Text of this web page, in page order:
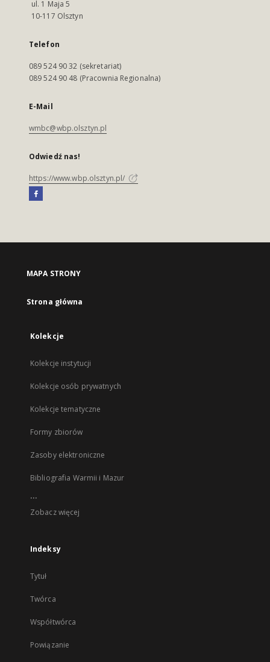
ul. 1 Maja 5
10-117 Olsztyn
Telefon
089 524 90 32 (sekretariat)
089 524 90 48 (Pracownia Regionalna)
E-Mail
wmbc@wbp.olsztyn.pl
Odwiedź nas!
https://www.wbp.olsztyn.pl/
MAPA STRONY
Strona główna
Kolekcje
Kolekcje instytucji
Kolekcje osób prywatnych
Kolekcje tematyczne
Formy zbiorów
Zasoby elektroniczne
Bibliografia Warmii i Mazur
...
Zobacz więcej
Indeksy
Tytuł
Twórca
Współtwórca
Powiązanie